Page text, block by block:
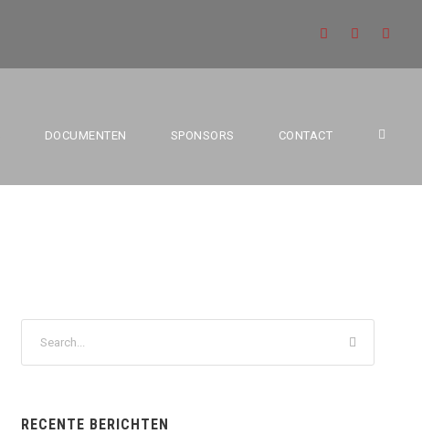
DOCUMENTEN SPONSORS CONTACT
RECENTE BERICHTEN